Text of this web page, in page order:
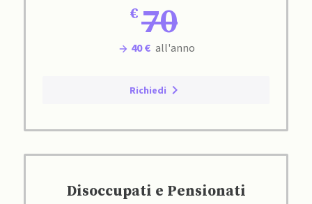
70
40 € all'anno
Richiedi
Disoccupati e Pensionati